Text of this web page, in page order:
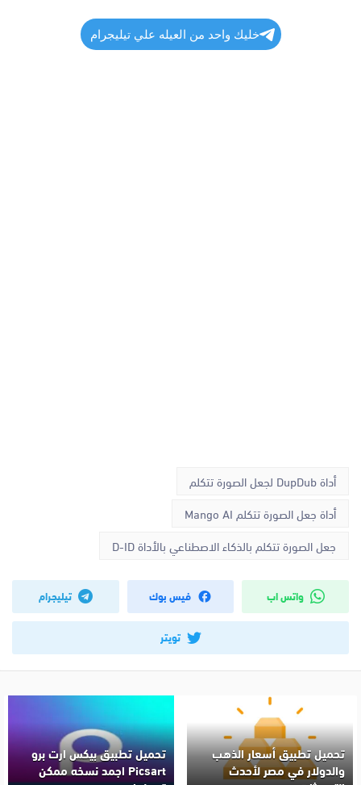
خليك واحد من العيله علي تيليجرام
أداة DupDub لجعل الصورة تتكلم
أداة جعل الصورة تتكلم Mango AI
جعل الصورة تتكلم بالذكاء الاصطناعي بالأداة D-ID
واتس اب فيس بوك تيليجرام
تويتر
تحميل تطبيق أسعار الذهب
والدولار في مصر لأحدث
تحميل تطبيق بيكس ارت برو
Picsart اجمد نسخه ممكن